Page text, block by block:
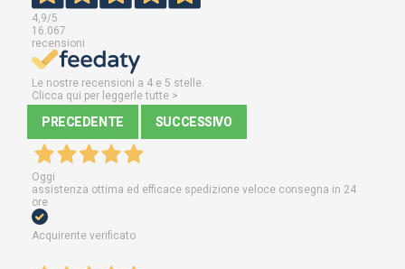
4,9/5
16.067
recensioni
Le nostre recensioni a 4 e 5 stelle.
Clicca qui per leggerle tutte >
PRECEDENTE SUCCESSIVO
Oggi
assistenza ottima ed efficace spedizione veloce consegna in 24
ore
Acquirente verificato